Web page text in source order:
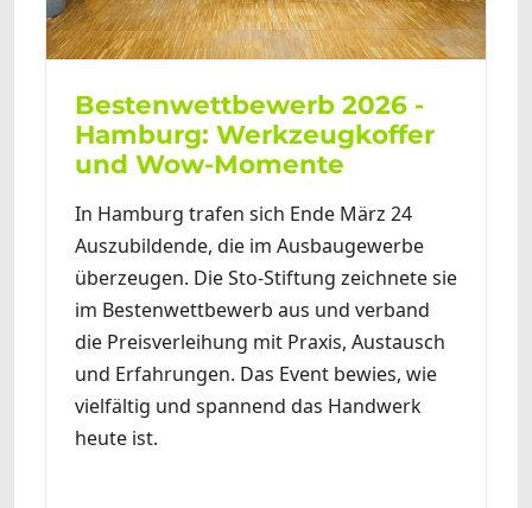
Bestenwettbewerb 2026 -
Hamburg: Werkzeugkoffer
und Wow-Momente
In Hamburg trafen sich Ende März 24
Auszubildende, die im Ausbaugewerbe
überzeugen. Die Sto-Stiftung zeichnete sie
im Bestenwettbewerb aus und verband
die Preisverleihung mit Praxis, Austausch
und Erfahrungen. Das Event bewies, wie
vielfältig und spannend das Handwerk
heute ist.